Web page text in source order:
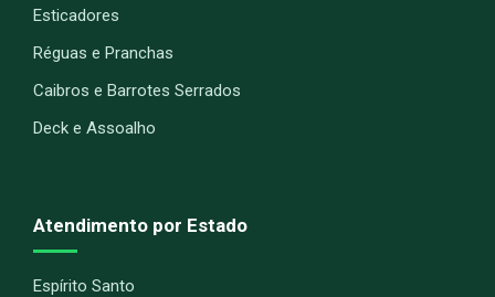
Esticadores
Réguas e Pranchas
Caibros e Barrotes Serrados
Deck e Assoalho
Atendimento por Estado
Espírito Santo